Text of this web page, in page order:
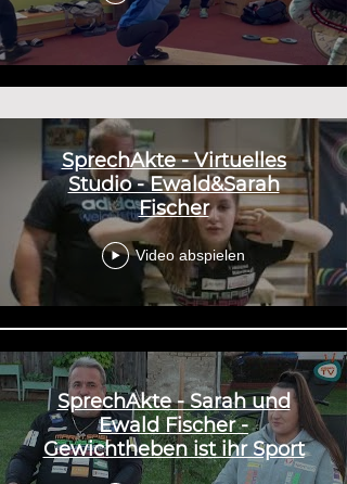
SprechAkte - Virtuelles
Studio - Ewald&Sarah
Fischer
Video abspielen
SprechAkte - Sarah und
Ewald Fischer -
Gewichtheben ist ihr Sport